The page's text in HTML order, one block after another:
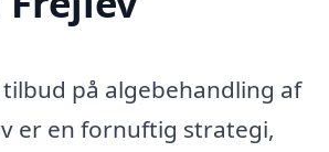
på algebehandling af
er en fornuftig strategi,